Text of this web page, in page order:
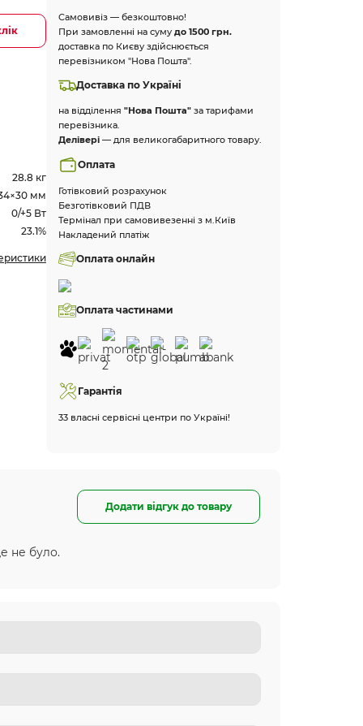
28.8 кг
мм
0/+5 Вт
23.1%
Самовивіз — безкоштовно!
При замовленні на суму до 1500 грн.
доставка по Києву здійснюється
перевізником "Нова Пошта".
Доставка по Україні
на відділення "Нова Пошта" за тарифами
перевізника.
Делівері— для великогабаритного товару.
Оплата
Готівковий розрахунок
Безготівковий ПДВ
Термінал при самовивезенні з м.Київ
Накладений платіж
Оплата онлайн
Оплата частинами
Гарантія
33 власні сервісні центри по Україні!
Додати відгук до товару
не було.